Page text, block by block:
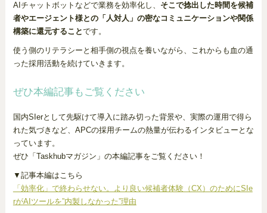
AIチャットボットなどで業務を効率化し、 そこで捻出した時間を候補
者やエージェント様との「人対人」の密なコミュニケーションや関係
構築に還元することです。
使う側のリテラシーと相手側の視点を養いながら、これからも血の通
った採用活動を続けていきます。
ぜひ本編記事もご覧ください
国内SIerとして先駆けて導入に踏み切った背景や、実際の運用で得ら
れた気づきなど、APCの採用チームの熱量が伝わるインタビューとな
っています。
ぜひ「Taskhubマガジン」の本編記事をご覧ください！
▼記事本編はこちら
「効率化」で終わらせない。より良い候補者体験（CX）のためにSIe
rがAIツールを”内製しなかった”理由